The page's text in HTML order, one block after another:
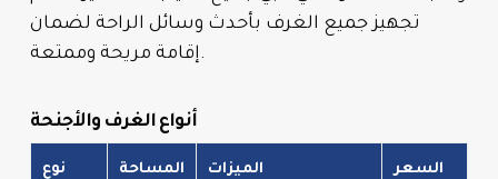
تجهيز جميع الغرف بأحدث وسائل الراحة لضمان
إقامة مريحة وممتعة.
أنواع الغرف والأجنحة
نوع
المساحة الميزات
السعر